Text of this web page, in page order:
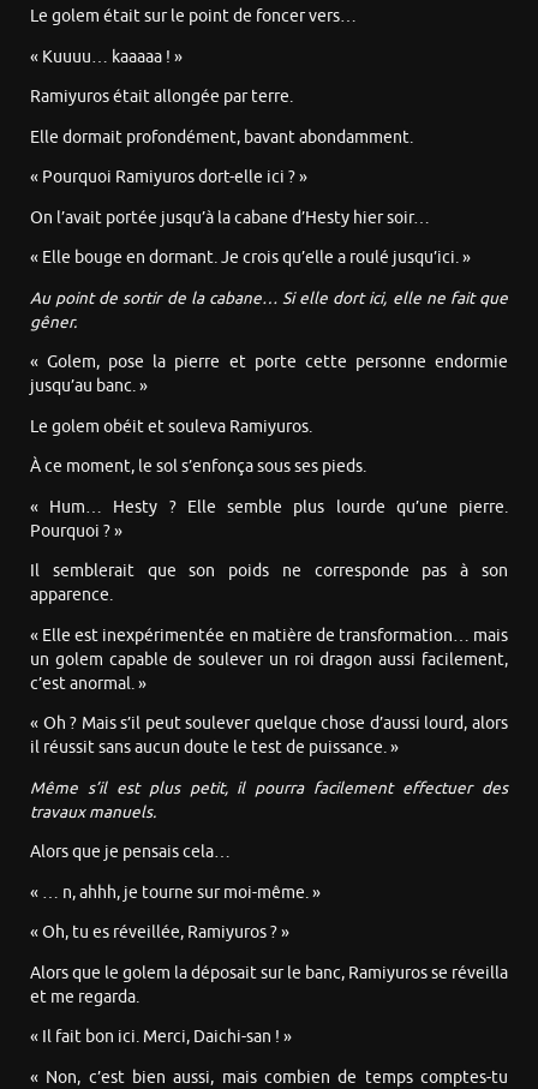
Le golem était sur le point de foncer vers…
« Kuuuu… kaaaaa ! »
Ramiyuros était allongée par terre.
Elle dormait profondément, bavant abondamment.
« Pourquoi Ramiyuros dort-elle ici ? »
On l’avait portée jusqu’à la cabane d’Hesty hier soir…
« Elle bouge en dormant. Je crois qu’elle a roulé jusqu’ici. »
Au point de sortir de la cabane… Si elle dort ici, elle ne fait que
gêner.
« Golem, pose la pierre et porte cette personne endormie
jusqu’au banc. »
Le golem obéit et souleva Ramiyuros.
À ce moment, le sol s’enfonça sous ses pieds.
« Hum… Hesty ? Elle semble plus lourde qu’une pierre.
Pourquoi ? »
Il semblerait que son poids ne corresponde pas à son
apparence.
« Elle est inexpérimentée en matière de transformation… mais
un golem capable de soulever un roi dragon aussi facilement,
c’est anormal. »
« Oh ? Mais s’il peut soulever quelque chose d’aussi lourd, alors
il réussit sans aucun doute le test de puissance. »
Même s’il est plus petit, il pourra facilement effectuer des
travaux manuels.
Alors que je pensais cela…
« … n, ahhh, je tourne sur moi-même. »
« Oh, tu es réveillée, Ramiyuros ? »
Alors que le golem la déposait sur le banc, Ramiyuros se réveilla
et me regarda.
« Il fait bon ici. Merci, Daichi-san ! »
« Non, c’est bien aussi, mais combien de temps comptes-tu